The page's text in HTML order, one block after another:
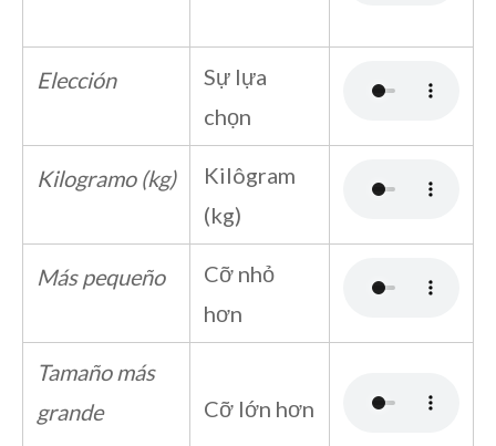
Elección
Sự lựa
chọn
Kilogramo (kg)
Kilôgram
(kg)
Más pequeño
Cỡ nhỏ
hơn
Tamaño más
grande
Cỡ lớn hơn